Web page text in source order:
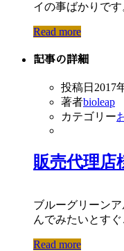
イの事ばかりで
Read more
記事の詳細
投稿日 2017
著者bioleap
カテゴリー
販売代理店
ブルーグリーン
んでみたいとす
Read more